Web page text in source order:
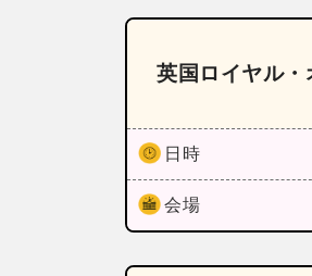
英国ロイヤル・
日時
会場